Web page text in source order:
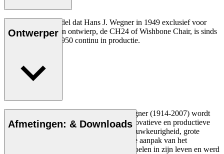
Het allereerste model dat Hans J. Wegner in 1949 exclusief voor
Carl Hansen & Søn ontwierp, de CH24 of Wishbone Chair, is sinds
de introductie in 1950 continu in productie.
Ontwerper
De Deense meubelontwerper Hans J. Wegner (1914-2007) wordt
gezien als een van de meest creatieve, innovatieve en productieve
ontwerpers aller tijden, bekend om zijn nauwkeurigheid, grote
inzicht in vakmanschap en compromisloze aanpak van het
ontwerpen. Wegner ontwierp bijna 500 stoelen in zijn leven en werd
Afmetingen: & Downloads